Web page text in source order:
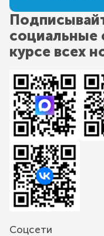
социальные
курсе всех
Соцсети